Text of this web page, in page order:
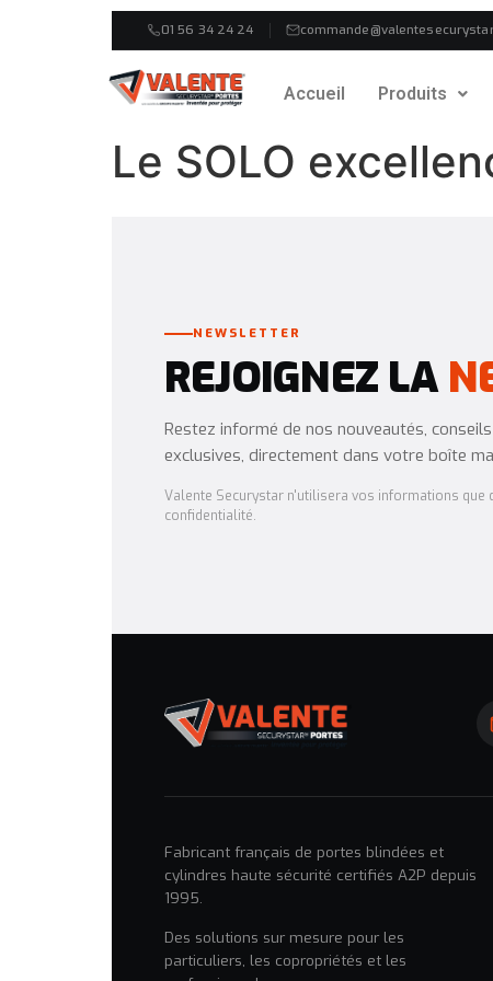
01 56 34 24 24
Accueil Produits
Le SOLO
NEWSLETTER
REJOIGNEZ LA
Restez informé de nos nouveautés,
exclusives, directement dans votre boîte
Valente Securystar n'utilisera vos informations que
confidentialité.
Fabricant français de portes blindées et
cylindres haute sécurité certifiés A2P depuis
1995.
Des solutions sur mesure pour les
particuliers, les copropriétés et les